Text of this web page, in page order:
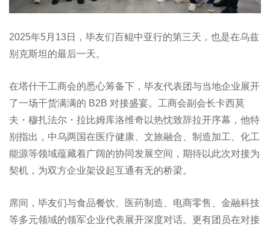
2025年5月13日，毕友们百鲲中亚行的第三天，也是在乌兹
别克斯坦的最后一天。
在塔什干工商会的悉心筹备下，毕友代表团与当地企业展开
了一场干货满满的 B2B 对接盛宴。工商会副会长卡西莫
夫・穆扎法尔・拉比姆库洛维奇以热忱致辞拉开序幕，他特
别指出，中乌两国在医疗健康、文旅融合、制造加工、化工
能源等领域蕴藏着广阔的协同发展空间，期待以此次对接为
契机，为双方企业架设起互通有无的桥梁。
席间，毕友们与食品餐饮、医药制造、电商零售、金融科技
等多元领域的领军企业代表展开深度对话。更有团员在对接